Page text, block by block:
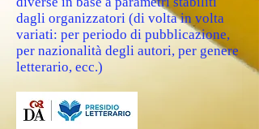
dagli organizzatori (di volta in volta
variati: per periodo di pubblicazione,
per nazionalità degli autori, per genere
letterario, ecc.)